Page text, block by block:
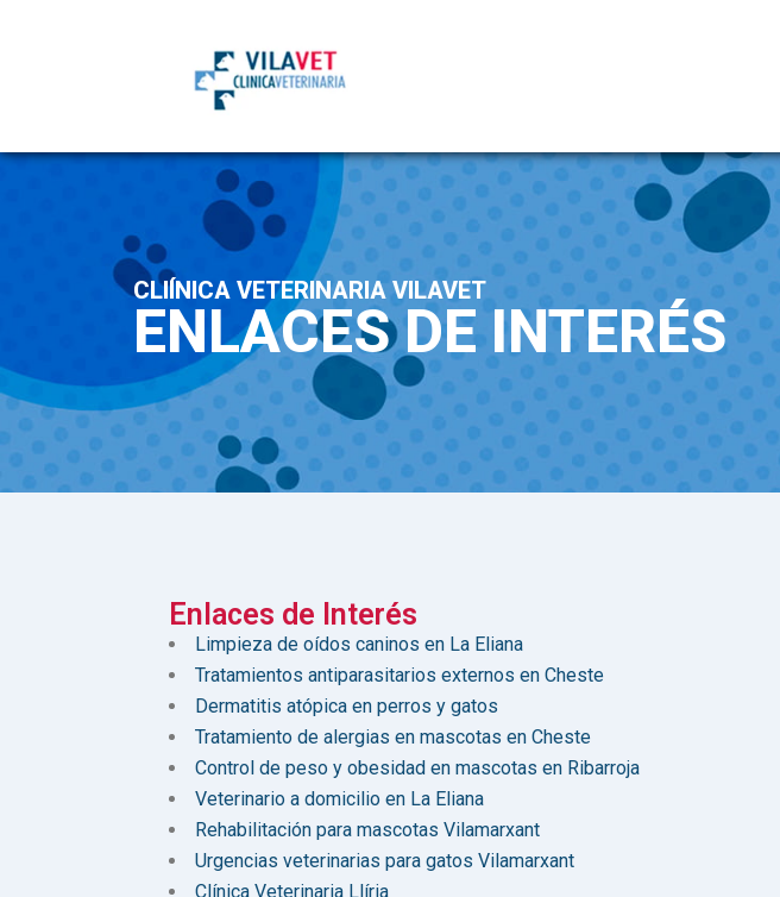
CLIÍNICA VETERINARIA VILAVET
ENLACES DE INTERÉS
Enlaces de Interés
Limpieza de oídos caninos en La Eliana
Tratamientos antiparasitarios externos en Cheste
Dermatitis atópica en perros y gatos
Tratamiento de alergias en mascotas en Cheste
Control de peso y obesidad en mascotas en Ribarroja
Veterinario a domicilio en La Eliana
Rehabilitación para mascotas Vilamarxant
Urgencias veterinarias para gatos Vilamarxant
Clínica Veterinaria Llíria